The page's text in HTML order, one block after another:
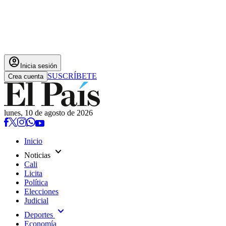
account_circle Inicia sesión
Crea cuenta SUSCRÍBETE
lunes, 10 de agosto de 2026
Inicio
Noticias expand_more
Cali
Licita
Política
Elecciones
Judicial
Deportes expand_more
Economía